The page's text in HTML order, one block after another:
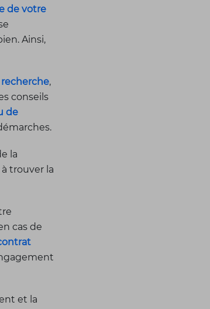
de votre
Ainsi,
recherche,
conseils
de
la
trouver la
cas de
et la